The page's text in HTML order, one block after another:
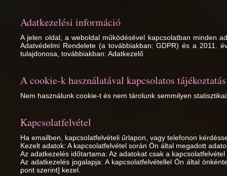
Adatkezelési információ
A jelen oldal, a weboldal működésével kapcsolatban minden
Adatvédelmi Rendelete (a továbbiakban: GDPR) és a 2011.
tulajdonosa, továbbiakban: Adatkezelő
A cookie-k használatával kapcsolatos tájékoztatás
Nem használunk cookie-t és nem tárolunk semmilyen
Kapcsolatfelvétel
Ha emailben, kapcsolatfelvételi űrlapon, vagy telefonon
Kezelt adatok: A kapcsolatfelvétel során Ön által megadott
Az adatkezelés időtartama: Az adatokat csak a
Az adatkezelés jogalapja: A kapcsolatfelvétellel Ön által
pont szerint] kezel.